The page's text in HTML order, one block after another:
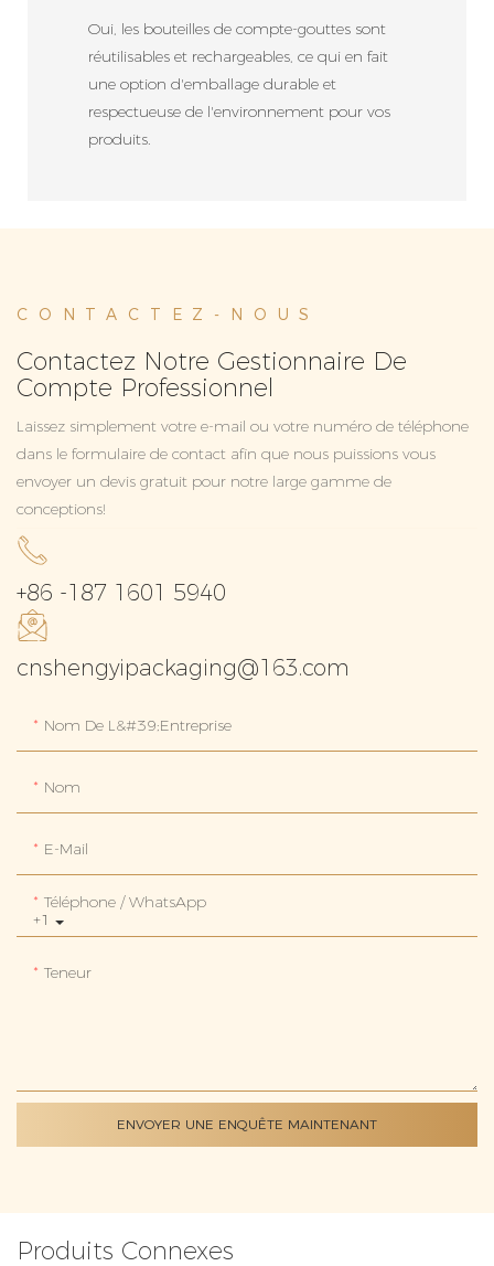
Oui, les bouteilles de compte-gouttes sont
réutilisables et rechargeables, ce qui en fait
une option d'emballage durable et
respectueuse de l'environnement pour vos
produits.
CONTACTEZ-NOUS
Contactez Notre Gestionnaire De
Compte Professionnel
Laissez simplement votre e-mail ou votre numéro de téléphone
dans le formulaire de contact afin que nous puissions vous
envoyer un devis gratuit pour notre large gamme de
conceptions!
+86 -187 1601 5940
cnshengyipackaging@163.com
Nom De L&#39;entreprise
Nom
E-Mail
+1
Téléphone / WhatsApp
Teneur
ENVOYER UNE ENQUÊTE MAINTENANT
Produits Connexes